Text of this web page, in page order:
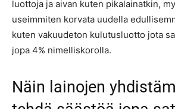
luottoja ja aivan kuten pikalainatkin,
useimmiten korvata uudella
kuten vakuudeton kulutusluotto jota
jopa 4% nimelliskorolla.
Näin lainojen